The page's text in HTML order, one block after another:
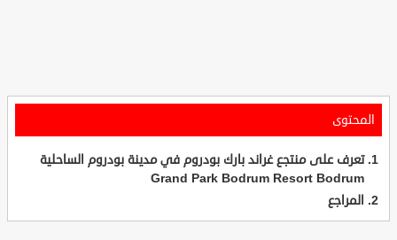
المحتوى
تعرف على منتجع غراند بارك بودروم في مدينة بودروم الساحلية
Grand Park Bodrum Resort Bodrum
المراجع